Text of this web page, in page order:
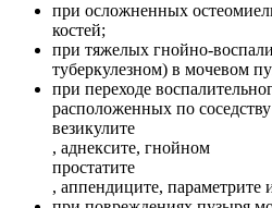
при осложненных
костей;
при тяжелых гнойно-
туберкулезном) в мочевом
при переходе
расположенных по
везикулите
, аднексите, гнойном
простатите
, аппендиците, параметрите